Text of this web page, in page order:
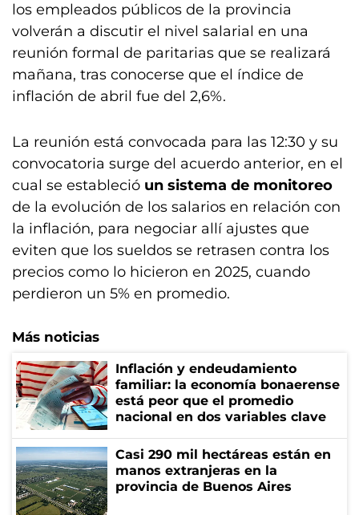
los empleados públicos de la provincia
volverán a discutir el nivel salarial en una
reunión formal de paritarias que se realizará
mañana, tras conocerse que el índice de
inflación de abril fue del 2,6%.
La reunión está convocada para las 12:30 y su
convocatoria surge del acuerdo anterior, en el
cual se estableció un sistema de monitoreo
de la evolución de los salarios en relación con
la inflación, para negociar allí ajustes que
eviten que los sueldos se retrasen contra los
precios como lo hicieron en 2025, cuando
perdieron un 5% en promedio.
Más noticias
Inflación y endeudamiento
familiar: la economía bonaerense
está peor que el promedio
nacional en dos variables clave
Casi 290 mil hectáreas están en
manos extranjeras en la
provincia de Buenos Aires